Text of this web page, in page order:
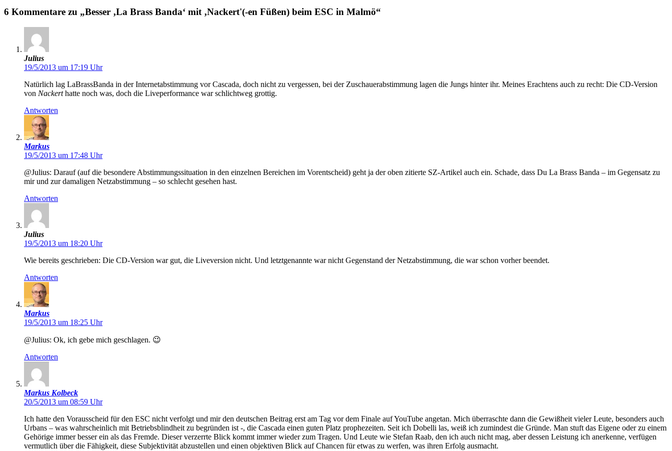
6 Kommentare zu „Besser ‚La Brass Banda‘ mit ‚Nackert'(-en Füßen) beim ESC in Malmö“
Julius
19/5/2013 um 17:19 Uhr
Natürlich lag LaBrassBanda in der Internetabstimmung vor Cascada, doch nicht zu vergessen, bei der Zuschauerabstimmung lagen die Jungs hinter ihr. Meines Erachtens auch zu recht: Die CD-Version
von Nackerthatte noch was, doch die Liveperformance war schlichtweg grottig.
Antworten
Markus
19/5/2013 um 17:48 Uhr
@Julius: Darauf (auf die besondere Abstimmungssituation in den einzelnen Bereichen im Vorentscheid) geht ja der oben zitierte SZ-Artikel auch ein. Schade, dass Du La Brass Banda – im Gegensatz zu
mir und zur damaligen Netzabstimmung – so schlecht gesehen hast.
Antworten
Julius
19/5/2013 um 18:20 Uhr
Wie bereits geschrieben: Die CD-Version war gut, die Liveversion nicht. Und letztgenannte war nicht Gegenstand der Netzabstimmung, die war schon vorher beendet.
Antworten
Markus
19/5/2013 um 18:25 Uhr
@Julius: Ok, ich gebe mich geschlagen. 😉
Antworten
Markus Kolbeck
20/5/2013 um 08:59 Uhr
Ich hatte den Vorausscheid für den ESC nicht verfolgt und mir den deutschen Beitrag erst am Tag vor dem Finale auf YouTube angetan. Mich überraschte dann die Gewißheit vieler Leute, besonders auch
Urbans – was wahrscheinlich mit Betriebsblindheit zu begründen ist -, die Cascada einen guten Platz prophezeiten. Seit ich Dobelli las, weiß ich zumindest die Gründe. Man stuft das Eigene oder zu einem
Gehörige immer besser ein als das Fremde. Dieser verzerrte Blick kommt immer wieder zum Tragen. Und Leute wie Stefan Raab, den ich auch nicht mag, aber dessen Leistung ich anerkenne, verfügen
vermutlich über die Fähigkeit, diese Subjektivität abzustellen und einen objektiven Blick auf Chancen für etwas zu werfen, was ihren Erfolg ausmacht.